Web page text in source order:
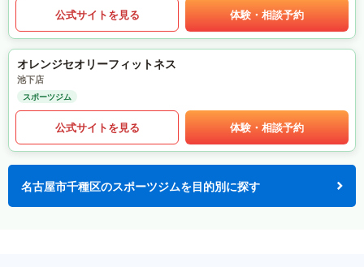
公式サイトを見る 体験・相談予約
オレンジセオリーフィットネス
池下店
スポーツジム
公式サイトを見る 体験・相談予約
名古屋市千種区のスポーツジムを目的別に探す